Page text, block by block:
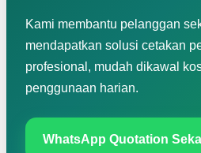
Kami membantu pelanggan
mendapatkan solusi cetakan
profesional, mudah dikawal
penggunaan harian.
WhatsApp Quotation